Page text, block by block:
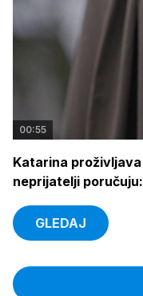
00:55
Katarina
neprijatelji
GLEDAJ